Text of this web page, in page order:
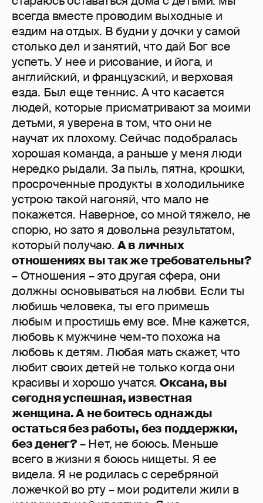
всегда вместе проводим выходные и
ездим на отдых. В будни у дочки у самой
столько дел и занятий, что дай Бог все
успеть. У нее и рисование, и йога, и
английский, и французский, и верховая
езда. Был еще теннис. А что касается
людей, которые присматривают за моими
детьми, я уверена в том, что они не
научат их плохому. Сейчас подобралась
хорошая команда, а раньше у меня люди
нередко рыдали. За пыль, пятна, крошки,
просроченные продукты в холодильнике
устрою такой нагоняй, что мало не
покажется. Наверное, со мной тяжело, не
спорю, но зато я довольна результатом,
который получаю. А в личных
отношениях вы так же требовательны?
– Отношения – это другая сфера, они
должны основываться на любви. Если ты
любишь человека, ты его примешь
любым и простишь ему все. Мне кажется,
любовь к мужчине чем-то похожа на
любовь к детям. Любая мать скажет, что
любит своих детей не только когда они
красивы и хорошо учатся.Оксана, вы
сегодня успешная, известная
женщина. А не боитесь однажды
остаться без работы, без поддержки,
без денег?– Нет, не боюсь. Меньше
всего в жизни я боюсь нищеты. Я ее
видела. Я не родилась с серебряной
ложечкой во рту – мои родители жили в